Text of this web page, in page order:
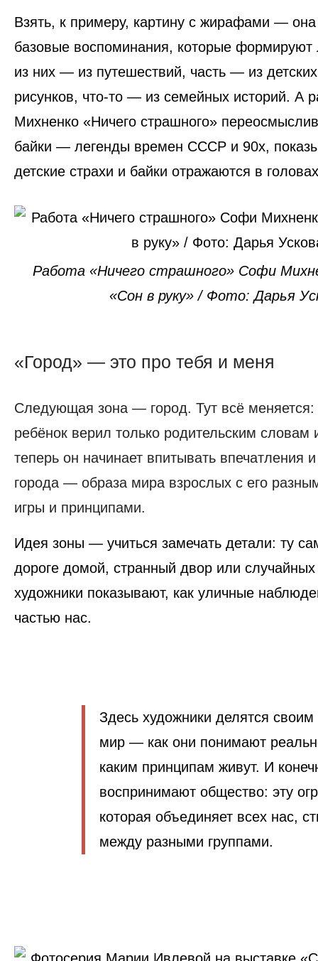
Взять, к примеру, картину с жирафами — она
базовые воспоминания, которые формируют
из них — из путешествий, часть — из
рисунков, что-то — из семейных историй. А
Михненко «Ничего страшного»
байки — легенды времен СССР и 90х,
детские страхи и байки отражаются в
Работа «Ничего страшного» Софи
«Сон в руку» / Фото: Дарья
«Город»
это
про
и
меня
«Город» — это про тебя и меня
Следующая зона — город. Тут всё
ребёнок верил только родительским словам
теперь он начинает впитывать впечатления
города — образа мира взрослых с его
игры и принципами.
Идея зоны — учиться замечать детали: ту
дороге домой, странный двор или
художники показывают, как уличные
частью нас.
Здесь художники делятся
мир — как они понимают
каким принципам живут. И
воспринимают общество: эту
которая объединяет всех нас,
между разными группами.